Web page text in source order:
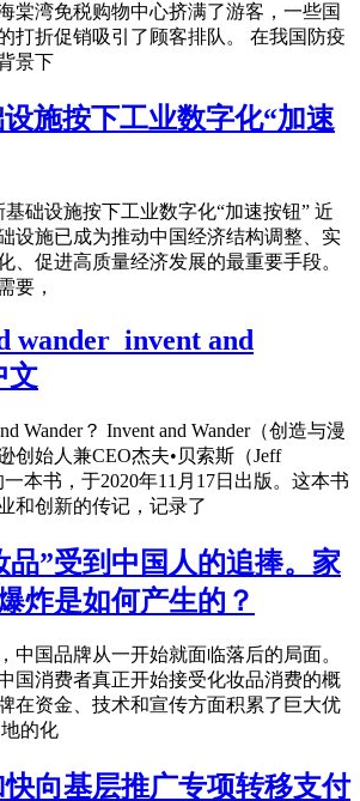
棠湾免税购物中心挤满了游客，一些国
打折促销吸引了顾客排队。 在我国防疫
景下
施按下工业数字化“加速
础设施按下工业数字化“加速按钮” 近
设施已成为推动中国经济结构调整、实
、促进高质量经济发展的最重要手段。
要，
wander_invent and
文
Wander？ Invent and Wander（创造与漫
创始人兼CEO杰夫•贝索斯（Jeff
一本书，于2020年11月17日出版。这本书
和创新的传记，记录了
品”受到中国人的追捧。家
炸是如何产生的？
中国品牌从一开始就面临落后的局面。
国消费者真正开始接受化妆品消费的概
在资金、技术和宣传方面积累了巨大优
的化
向基层推广专项转移支付